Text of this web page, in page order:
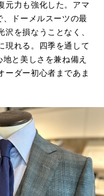
元力も強化した。アマ
ドーメルスーツの最
を損なうことなく、
現れる。四季を通して
と美しさを兼ね備え
ーダー初心者まであま